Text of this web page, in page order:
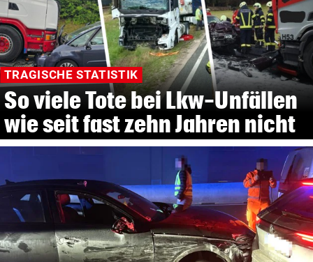
TRAGISCHE STATISTIK
So viele Tote bei Lkw-Unfällen
wie seit fast zehn Jahren nicht